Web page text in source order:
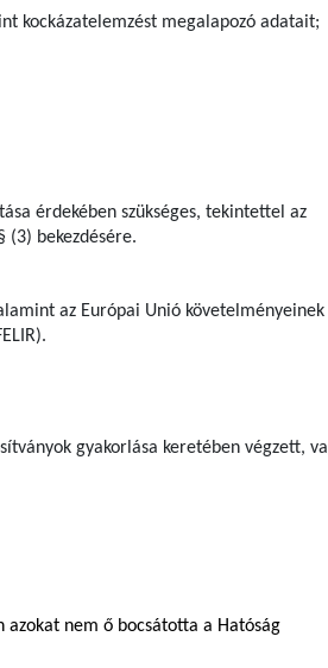
kockázatelemzést megalapozó adatait;
érdekében szükséges, tekintettel az
(3) bekezdésére.
az Európai Unió követelményeinek
gyakorlása keretében végzett,
azokat nem ő bocsátotta a Hatóság